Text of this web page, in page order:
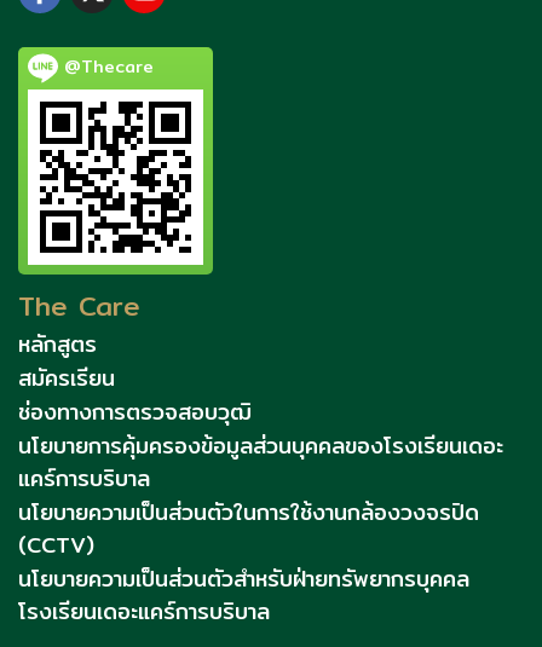
@Thecare
The Care
หลักสูตร
สมัครเรียน
ช่องทางการตรวจสอบวุฒิ
นโยบายการคุ้มครองข้อมูลส่วนบุคคลของโรงเรียนเดอะ
แคร์การบริบาล
นโยบายความเป็นส่วนตัวในการใช้งานกล้องวงจรปิด
(CCTV)
นโยบายความเป็นส่วนตัวสำหรับฝ่ายทรัพยากรบุคคล
โรงเรียนเดอะแคร์การบริบาล